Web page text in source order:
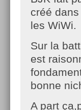
créé
les WiWi.
Sur la
est
bonne
A part